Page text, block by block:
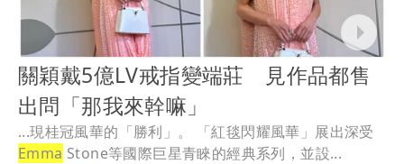
關穎戴5億LV戒指變端莊 見作品都售
出問「那我來幹嘛」
...現桂冠風華的「勝利」。 「紅毯閃耀風華」展出深受
Emma Stone等國際巨星青睞的經典系列，並設...